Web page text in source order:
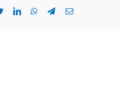
TwitterLinkedInWhatsApp
TelegramEmail